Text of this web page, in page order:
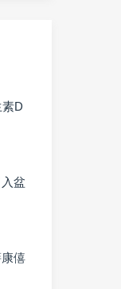
D
盆
僖